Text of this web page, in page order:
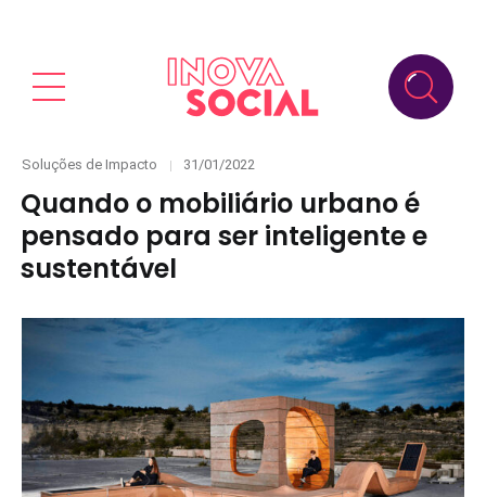
Categories
Soluções de Impacto
Posted
31/01/2022
Quando o mobiliário urbano é
pensado para ser inteligente e
sustentável